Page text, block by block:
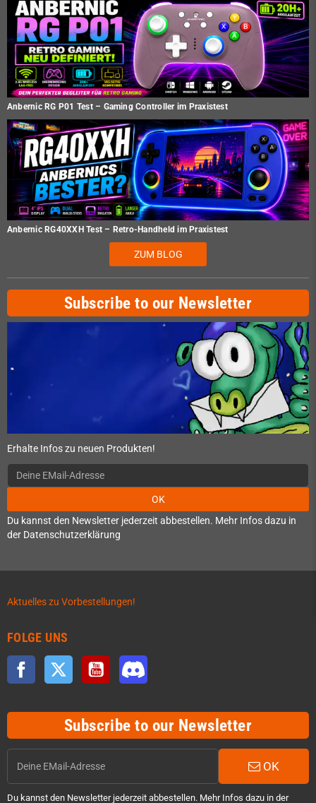
Anbernic RG P01 Test – Gaming Controller im Praxistest
Anbernic RG40XXH Test – Retro-Handheld im Praxistest
ZUM BLOG
Subscribe to our Newsletter
Erhalte Infos zu neuen Produkten!
OK
Du kannst den Newsletter jederzeit abbestellen. Mehr Infos dazu in
der Datenschutzerklärung
Aktuelles zu Vorbestellungen!
FOLGE UNS
Facebook Twitter YouTube
Subscribe to our Newsletter
OK
Du kannst den Newsletter jederzeit abbestellen. Mehr Infos dazu in der